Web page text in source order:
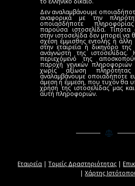
Δεν αναλαμβάνουμε
αναφορικά με την
οποιασδήποτε
παρούσα ιστοσελίδα.
στην ιστοσελίδα δεν μπορεί να
σχέση έμμισθης εντολής ή
στην εταιρεία ή δικηγόρο της
αναγνώστη της
περιεχόμενό της
παροχή γενικών πληροφοριών
χωρίς αξίωση
αναλαμβάνουμε οποιαδήποτε
άμεση ή έμμεση, που τυχόν θα
χρήση της ιστοσελίδας μας
αυτή πληροφοριών.
Εταιρεία |Τομείς Δραστηριότητας |
|Χάρτης